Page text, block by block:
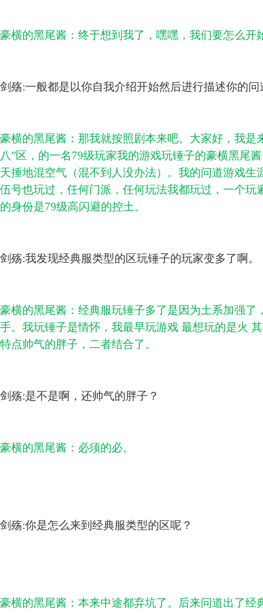
豪横的黑尾酱：终于想到我了，嘿嘿，我们要怎么开
剑殇:一般都是以你自我介绍开始然后进行描述你的问
豪横的黑尾酱：那我就按照剧本来吧。大家好，我是
八”区，的一名79级玩家我的游戏玩锤子的豪横黑尾
天捶地混空气（混不到人没办法）。我的问道游戏生
伍号也玩过，任何门派，任何玩法我都玩过，一个玩
的身份是79级高闪避的控土。
剑殇:我发现经典服类型的区玩锤子的玩家变多了啊。
豪横的黑尾酱：经典服玩锤子多了是因为土系加强了
手。我玩锤子是情怀，我最早玩游戏 最想玩的是火
特点帅气的胖子，二者结合了。
剑殇:是不是啊，还帅气的胖子？
豪横的黑尾酱：必须的必。
剑殇:你是怎么来到经典服类型的区呢？
豪横的黑尾酱：本来中途都弃坑了。后来问道出了经